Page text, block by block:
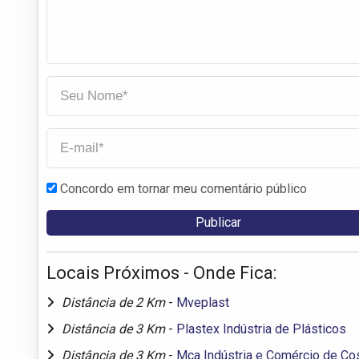
Concordo em tornar meu comentário público
Locais Próximos - Onde Fica:
Distância de 2 Km - Mveplast
Distância de 3 Km - Plastex Indústria de Plásticos
Distância de 3 Km - Mca Indústria e Comércio de